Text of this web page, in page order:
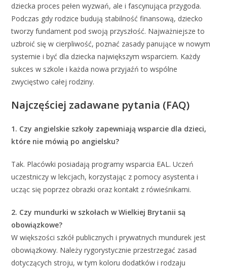
dziecka proces pełen wyzwań, ale i fascynująca przygoda.
Podczas gdy rodzice budują stabilność finansową, dziecko
tworzy fundament pod swoją przyszłość. Najważniejsze to
uzbroić się w cierpliwość, poznać zasady panujące w nowym
systemie i być dla dziecka największym wsparciem. Każdy
sukces w szkole i każda nowa przyjaźń to wspólne
zwycięstwo całej rodziny.
Najczęściej zadawane pytania (FAQ)
1. Czy angielskie szkoły zapewniają wsparcie dla dzieci,
które nie mówią po angielsku?
Tak. Placówki posiadają programy wsparcia EAL. Uczeń
uczestniczy w lekcjach, korzystając z pomocy asystenta i
ucząc się poprzez obrazki oraz kontakt z rówieśnikami.
2. Czy mundurki w szkołach w Wielkiej Brytanii są
obowiązkowe?
W większości szkół publicznych i prywatnych mundurek jest
obowiązkowy. Należy rygorystycznie przestrzegać zasad
dotyczących stroju, w tym koloru dodatków i rodzaju